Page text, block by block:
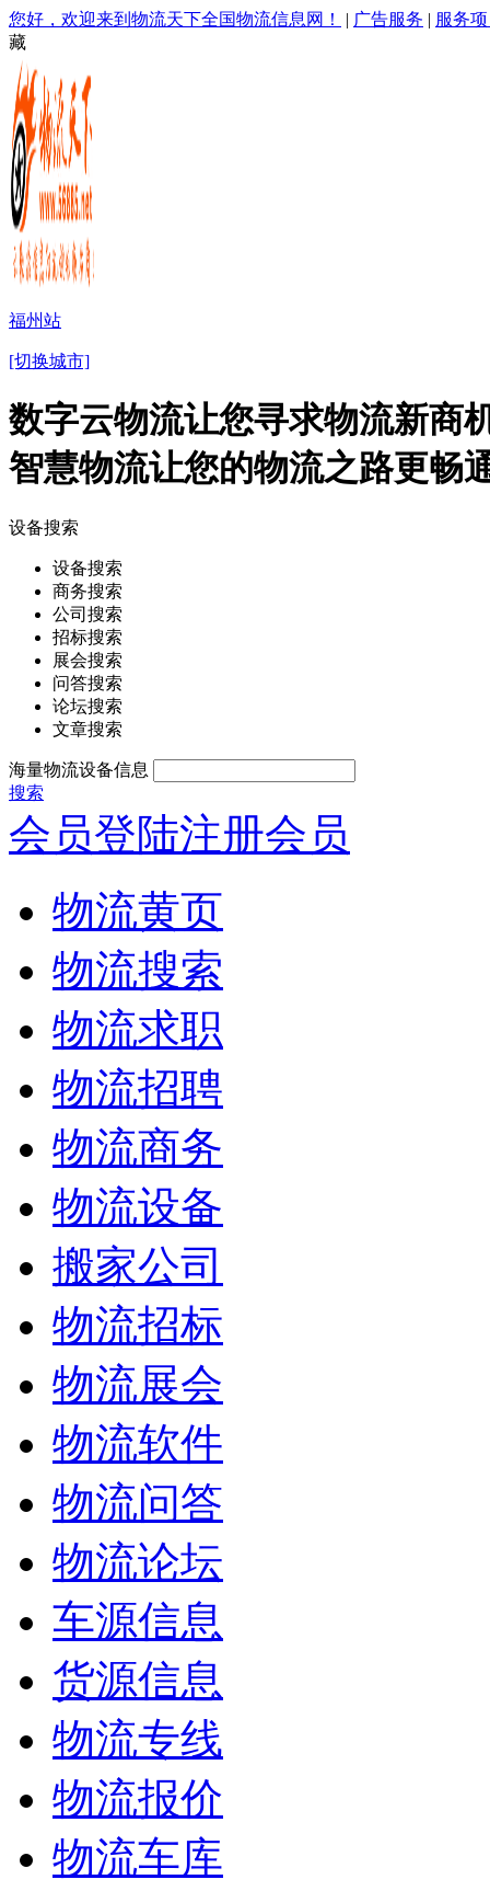
您好，欢迎来到物流天下全国物流信息网！ | 广告服务 | 服务
藏
福州站
[切换城市]
数字云物流让您寻求物流新商
智慧物流让您的物流之路更畅
设备搜索
设备搜索
商务搜索
公司搜索
招标搜索
展会搜索
问答搜索
论坛搜索
文章搜索
海量物流设备信息
搜索
会员登陆注册会员
物流黄页
物流搜索
物流求职
物流招聘
物流商务
物流设备
搬家公司
物流招标
物流展会
物流软件
物流问答
物流论坛
车源信息
货源信息
物流专线
物流报价
物流车库